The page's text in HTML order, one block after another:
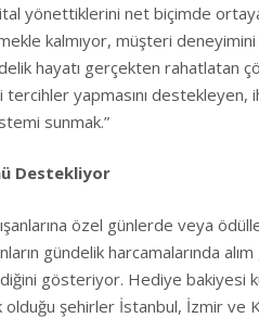
yönettiklerini net biçimde
kalmıyor, müşteri
hayatı gerçekten rahatlatan
tercihler yapmasını
sunmak.”
Destekliyor
özel günlerde veya
gündelik harcamalarında
gösteriyor. Hediye bakiyesi
olduğu şehirler İstanbul, İzmir ve